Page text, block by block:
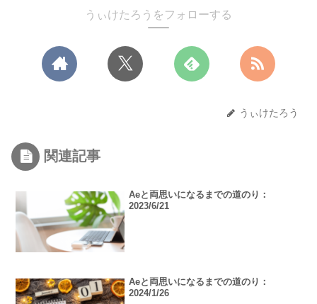
うぃけたろうをフォローする
うぃけたろう
関連記事
Aeと両思いになるまでの道のり：
2023/6/21
Aeと両思いになるまでの道のり：
2024/1/26